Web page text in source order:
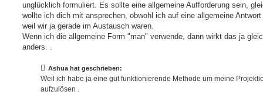
unglücklich formuliert. Es sollte eine allgemeine Aufforderung sein,
wollte ich dich mit ansprechen, obwohl ich auf eine allgemeine Antwort
weil wir ja gerade im Austausch waren.
Wenn ich die allgemeine Form "man" verwende, dann wirkt das ja
anders. .
Ashua hat geschrieben:
Weil ich habe ja eine gut funktionierende Methode um meine
aufzulösen .